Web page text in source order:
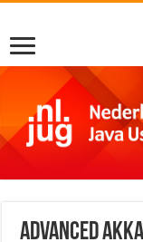
Advanced Akka